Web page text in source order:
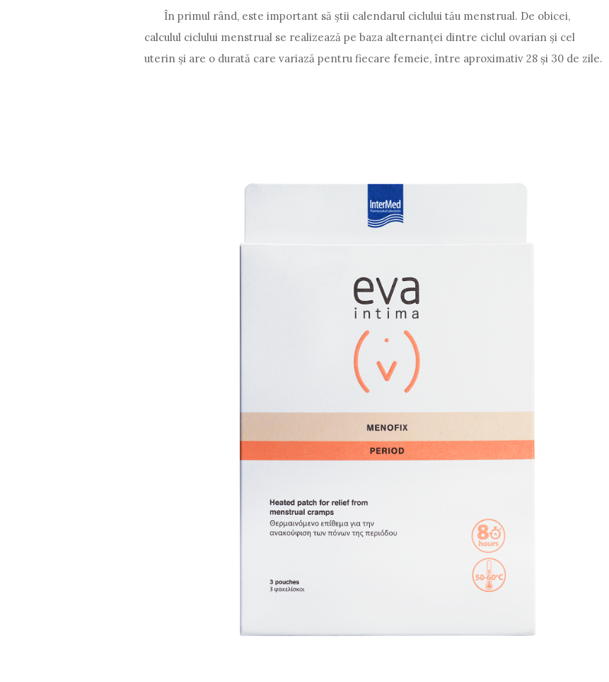
În primul rând, este important să știi calendarul ciclului tău menstrual. De obicei,
calculul ciclului menstrual se realizează pe baza alternanței dintre ciclul ovarian și cel
uterin și are o durată care variază pentru fiecare femeie, între aproximativ 28 și 30 de zile.